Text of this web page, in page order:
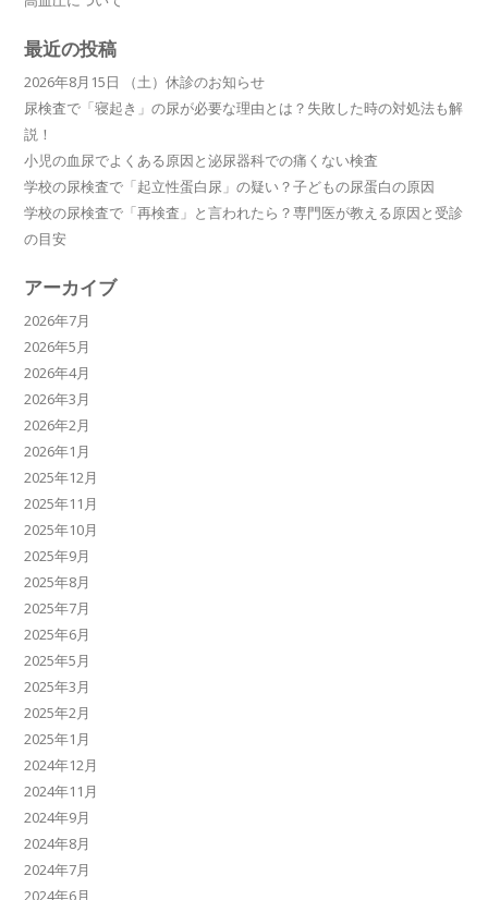
最近の投稿
2026年8月15日 （土）休診のお知らせ
尿検査で「寝起き」の尿が必要な理由とは？失敗した時の対処法も解
説！
小児の血尿でよくある原因と泌尿器科での痛くない検査
学校の尿検査で「起立性蛋白尿」の疑い？子どもの尿蛋白の原因
学校の尿検査で「再検査」と言われたら？専門医が教える原因と受診
の目安
アーカイブ
2026年7月
2026年5月
2026年4月
2026年3月
2026年2月
2026年1月
2025年12月
2025年11月
2025年10月
2025年9月
2025年8月
2025年7月
2025年6月
2025年5月
2025年3月
2025年2月
2025年1月
2024年12月
2024年11月
2024年9月
2024年8月
2024年7月
2024年6月